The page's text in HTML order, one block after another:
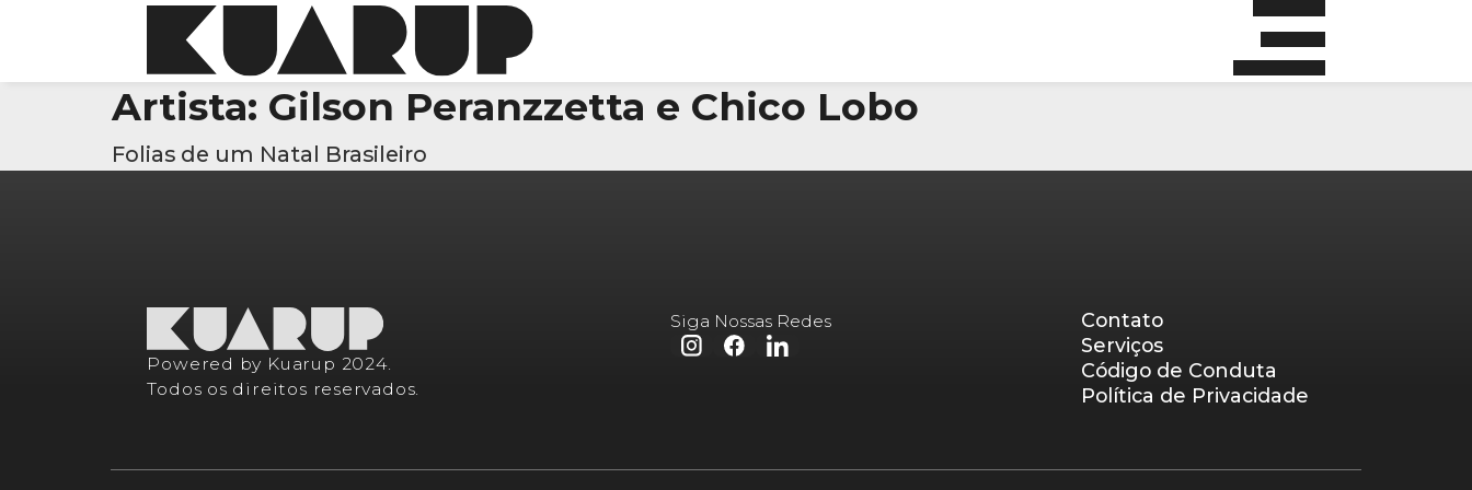
Artista: Gilson Peranzzetta e Chico Lobo
Folias de um Natal Brasileiro
Powered by Kuarup 2024.
Todos os direitos reservados.
Siga Nossas Redes
Contato
Serviços
Código de Conduta
Política de Privacidade